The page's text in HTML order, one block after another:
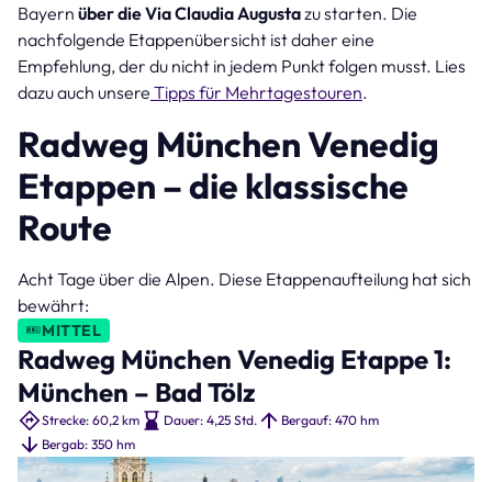
Bayern über die Via Claudia Augustazu starten. Die
nachfolgende Etappenübersicht ist daher eine
Empfehlung, der du nicht in jedem Punkt folgen musst. Lies
dazu auch unsere Tipps für Mehrtagestouren.
Radweg München Venedig
Etappen – die klassische
Route
Acht Tage über die Alpen. Diese Etappenaufteilung hat sich
bewährt:
MITTEL
Radweg München Venedig Etappe 1:
München – Bad Tölz
Strecke: 60,2 km Dauer: 4,25 Std.
Bergauf: 470 hm
Bergab: 350 hm